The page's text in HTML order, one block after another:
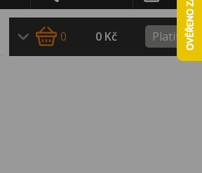
0 0 Kč Platit